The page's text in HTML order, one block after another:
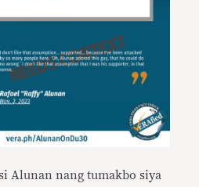
Alunan nang tumakbo siya